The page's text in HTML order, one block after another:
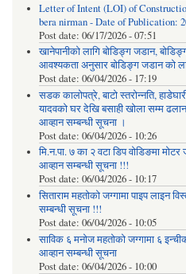
Letter of Intent (LOI) of
bera nirman - Date of Publication:
Post date: 06/17/2026 - 07:51
खानेपानीको लागि बोडिङ्ग जडान,
आवश्यकता अनुसार बोडिङ्ग जडान को
Post date: 06/04/2026 - 17:19
सडक कालोपत्रे, बाटो स्तरोन्नति,
यादवको घर देखि बसाही खोला सम्म ढलान
आव्हान सम्बन्धी सूचना ।
Post date: 06/04/2026 - 10:26
मि.न.पा. ७ का २ वटा डिप वोडिङमा
आव्हान सम्बन्धी सूचना !!!
Post date: 06/04/2026 - 10:17
सिताराम महतोको जग्गामा पाइप लाइन
सम्बन्धी सूचना !!!
Post date: 06/04/2026 - 10:05
साविक ६ मनोज महतोको जग्गामा ६
आव्हान सम्बन्धी सूचना
Post date: 06/04/2026 - 10:00